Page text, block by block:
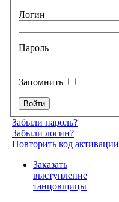
Логин
Пароль
Запомнить
Забыли пароль?
Забыли логин?
Повторить код активации
Заказать
выступление
танцовщицы